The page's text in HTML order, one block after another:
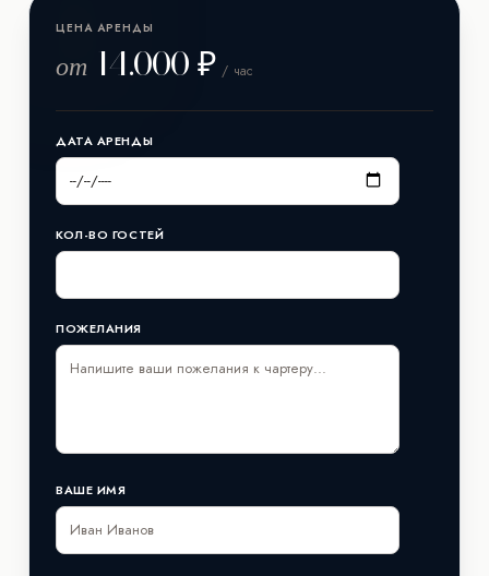
ЦЕНА АРЕНДЫ
от 14.000 ₽ / час
ДАТА АРЕНДЫ
КОЛ-ВО ГОСТЕЙ
ПОЖЕЛАНИЯ
ВАШЕ ИМЯ